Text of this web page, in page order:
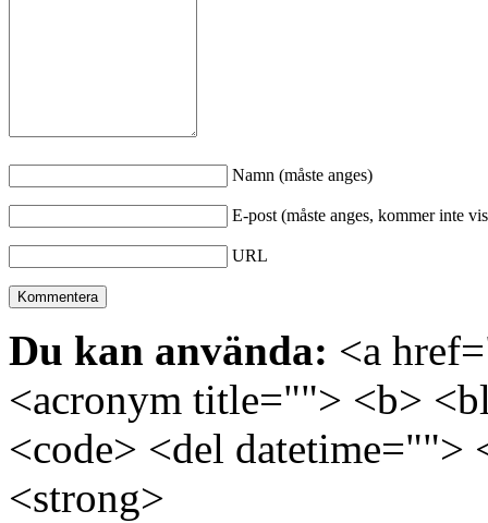
Namn (måste anges)
E-post (måste anges, kommer inte
URL
Du kan använda: <a
<acronym title=""> <b>
<code> <del
<strong>